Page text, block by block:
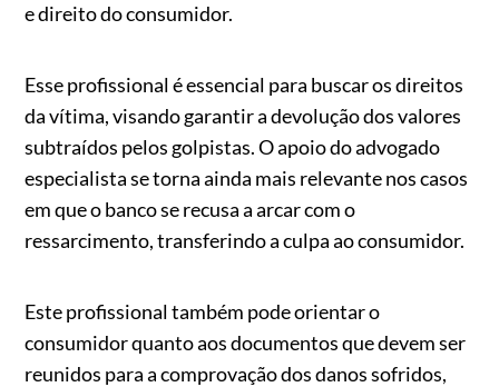
e direito do consumidor.
Esse profissional é essencial para buscar os direitos
da vítima, visando garantir a devolução dos valores
subtraídos pelos golpistas. O apoio do advogado
especialista se torna ainda mais relevante nos casos
em que o banco se recusa a arcar com o
ressarcimento, transferindo a culpa ao consumidor.
Este profissional também pode orientar o
consumidor quanto aos documentos que devem ser
reunidos para a comprovação dos danos sofridos,